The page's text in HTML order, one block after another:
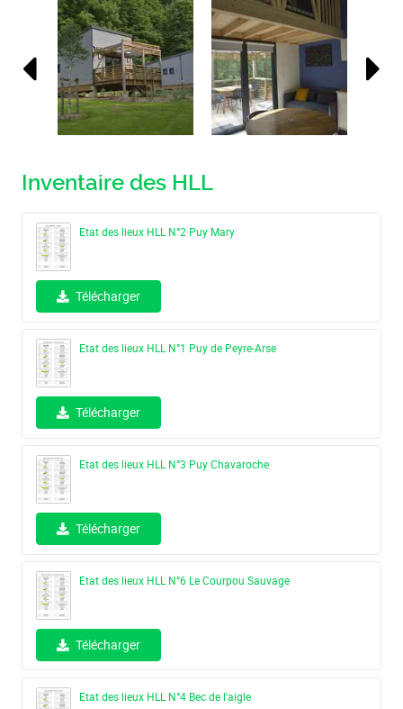
Inventaire des HLL
Etat des lieux HLL N°2 Puy Mary
Télécharger
Etat des lieux HLL N°1 Puy de Peyre-Arse
Télécharger
Etat des lieux HLL N°3 Puy Chavaroche
Télécharger
Etat des lieux HLL N°6 Le Courpou Sauvage
Télécharger
Etat des lieux HLL N°4 Bec de l'aigle